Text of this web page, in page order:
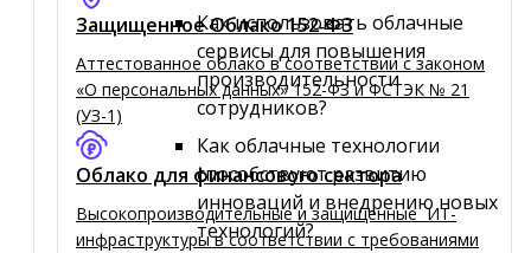
Защищенное Облако 152‑ФЗ
Аттестованное облако в соответствии с законом
«О персональных данных» 152-ФЗ и ФСТЭК № 21
(УЗ-1)
Облако для финансового сектора
Высокопроизводительные и защищенные ИТ-
инфраструктуры в соответствии с требованиями
Как использовать облачные
сервисы для повышения
производительности
сотрудников?
Как облачные технологии
способствуют развитию
инноваций и внедрению новых
технологий?